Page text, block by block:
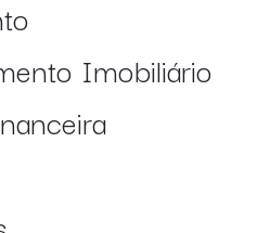
Imobiliário